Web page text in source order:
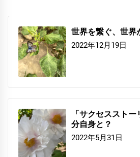
世界を繋ぐ、世界
2022年12月19日
「サクセススト
分自身と？
2022年5月31日